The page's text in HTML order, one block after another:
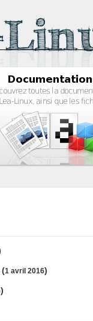
1 avril 2016)
)